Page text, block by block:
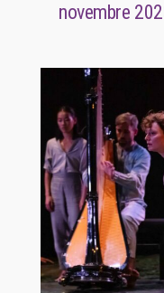
novembre